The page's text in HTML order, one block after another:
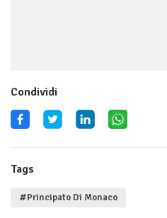
Condividi
Tags
#Principato Di Monaco